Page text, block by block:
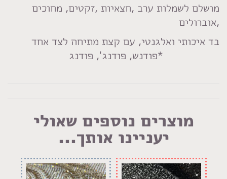
מושלם לשמלות ערב ,חצאיות ,זקטים, מחוכים
,אוברולים
בד איכותי ואלגנטי, עם קצת מתיחה לצד אחד
*פודנש, פודנג', פודנג
מוצרים נוספים שאולי
יעניינו אותך...